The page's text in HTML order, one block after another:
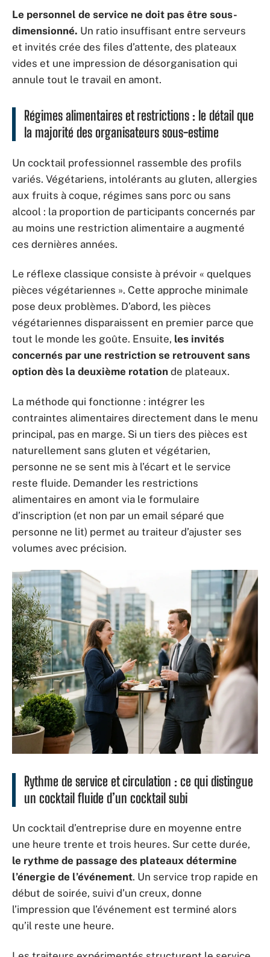
Le personnel de service ne doit pas être sous-
dimensionné. Un ratio insuffisant entre serveurs
et invités crée des files d’attente, des plateaux
vides et une impression de désorganisation qui
annule tout le travail en amont.
Régimes alimentaires et restrictions : le détail que
la majorité des organisateurs sous-estime
Un cocktail professionnel rassemble des profils
variés. Végétariens, intolérants au gluten, allergies
aux fruits à coque, régimes sans porc ou sans
alcool : la proportion de participants concernés par
au moins une restriction alimentaire a augmenté
ces dernières années.
Le réflexe classique consiste à prévoir « quelques
pièces végétariennes ». Cette approche minimale
pose deux problèmes. D’abord, les pièces
végétariennes disparaissent en premier parce que
tout le monde les goûte. Ensuite, les invités
concernés par une restriction se retrouvent sans
option dès la deuxième rotation de plateaux.
La méthode qui fonctionne : intégrer les
contraintes alimentaires directement dans le menu
principal, pas en marge. Si un tiers des pièces est
naturellement sans gluten et végétarien,
personne ne se sent mis à l’écart et le service
reste fluide. Demander les restrictions
alimentaires en amont via le formulaire
d’inscription (et non par un email séparé que
personne ne lit) permet au traiteur d’ajuster ses
volumes avec précision.
Rythme de service et circulation : ce qui distingue
un cocktail fluide d’un cocktail subi
Un cocktail d’entreprise dure en moyenne entre
une heure trente et trois heures. Sur cette durée,
le rythme de passage des plateaux détermine
l’énergie de l’événement. Un service trop rapide en
début de soirée, suivi d’un creux, donne
l’impression que l’événement est terminé alors
qu’il reste une heure.